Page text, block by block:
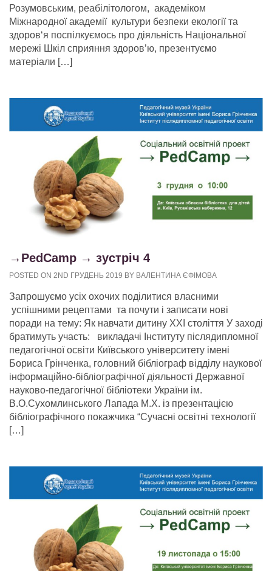
Розумовським, реабілітологом, академіком
Міжнародної академії культури безпеки екології та
здоров‘я поспілкуємось про діяльність Національної
мережі Шкіл сприяння здоров’ю, презентуємо
матеріали […]
→PedCamp → зустріч 4
POSTED ON 2ND ГРУДЕНЬ 2019 BY ВАЛЕНТИНА ЄФІМОВА
Запрошуємо усіх охочих поділитися власними
успішними рецептами та почути і записати нові
поради на тему: Як навчати дитину ХХІ століття У заході
братимуть участь: викладачі Інституту післядипломної
педагогічної освіти Київського університету імені
Бориса Грінченка, головний бібліограф відділу наукової
інформаційно-бібліографічної діяльності Державної
науково-педагогічної бібліотеки України ім.
В.О.Сухомлинського Лапада М.Х. із презентацією
бібліографічного покажчика “Сучасні освітні технології
[…]